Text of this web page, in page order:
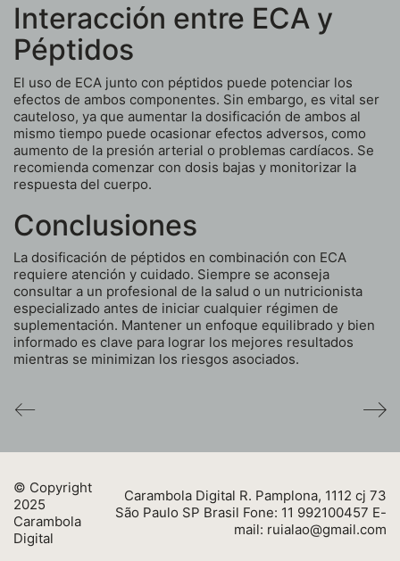
Interacción entre ECA y
Péptidos
El uso de ECA junto con péptidos puede potenciar los
efectos de ambos componentes. Sin embargo, es vital ser
cauteloso, ya que aumentar la dosificación de ambos al
mismo tiempo puede ocasionar efectos adversos, como
aumento de la presión arterial o problemas cardíacos. Se
recomienda comenzar con dosis bajas y monitorizar la
respuesta del cuerpo.
Conclusiones
La dosificación de péptidos en combinación con ECA
requiere atención y cuidado. Siempre se aconseja
consultar a un profesional de la salud o un nutricionista
especializado antes de iniciar cualquier régimen de
suplementación. Mantener un enfoque equilibrado y bien
informado es clave para lograr los mejores resultados
mientras se minimizan los riesgos asociados.
Carambola Digital R. Pamplona, 1112 cj 73
São Paulo SP Brasil Fone: 11 992100457 E-
mail: ruialao@gmail.com
© Copyright
2025
Carambola
Digital